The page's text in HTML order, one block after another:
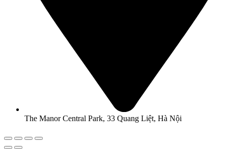
The Manor Central Park, 33 Quang Liệt, Hà Nội